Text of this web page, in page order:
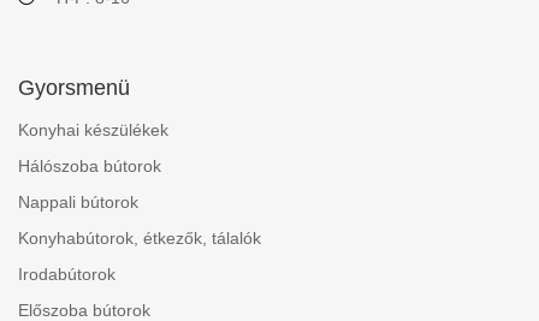
Gyorsmenü
Konyhai készülékek
Hálószoba bútorok
Nappali bútorok
Konyhabútorok, étkezők, tálalók
Irodabútorok
Előszoba bútorok